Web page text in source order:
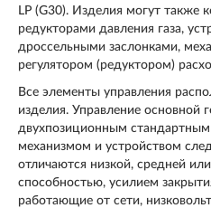
LP (G30). Изделия могут также
редукторами давления газа,
дроссельными заслонками,
регулятором (редуктором)
Все элементы управления
изделия. Управление основной
двухпозиционным
механизмом и устройством
отличаются низкой, средней
способностью, усилием
работающие от сети,